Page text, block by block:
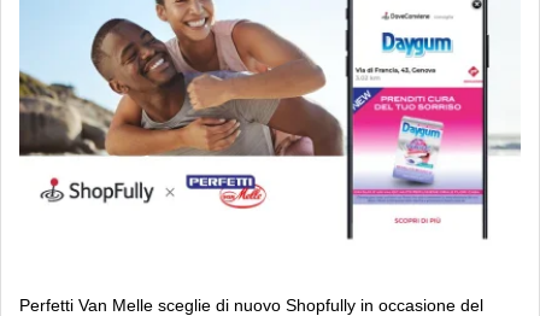
Perfetti Van Melle sceglie di nuovo Shopfully in occasione del